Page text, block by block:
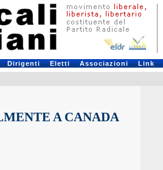
Dirigenti Eletti Associazioni Link
A CANADA